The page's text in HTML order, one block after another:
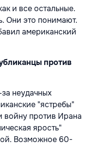
и все остальные.
Они это понимают.
американский
против
неудачных
"ястребы"
войну против Ирана
ярость"
Возможное 60-